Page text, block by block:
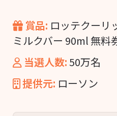
賞品: ロッテクーリ
ミルクバー 90ml 無料
当選人数: 50万名
提供元: ローソン